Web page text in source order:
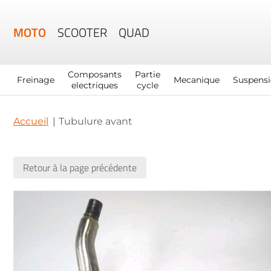
MOTO SCOOTER QUAD
Freinage
Composants
electriques
Partie
cycle
Mecanique
Accueil Tubulure avant
Retour à la page précédente